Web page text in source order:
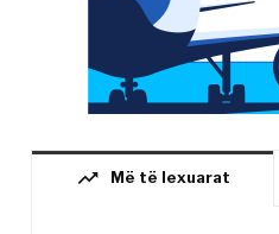
trending_up Më të lexuarat